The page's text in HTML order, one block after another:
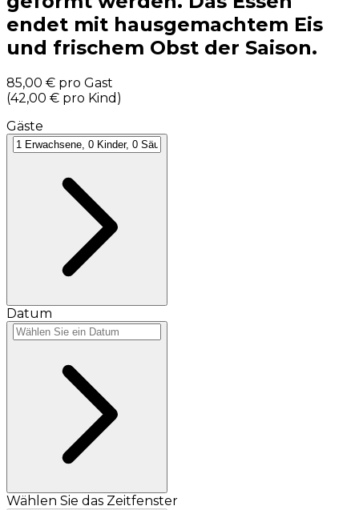
endet mit hausgemachtem Eis
und frischem Obst der Saison.
85,00 € pro Gast
(42,00 € pro Kind )
Gäste
Datum
Wählen Sie das Zeitfenster